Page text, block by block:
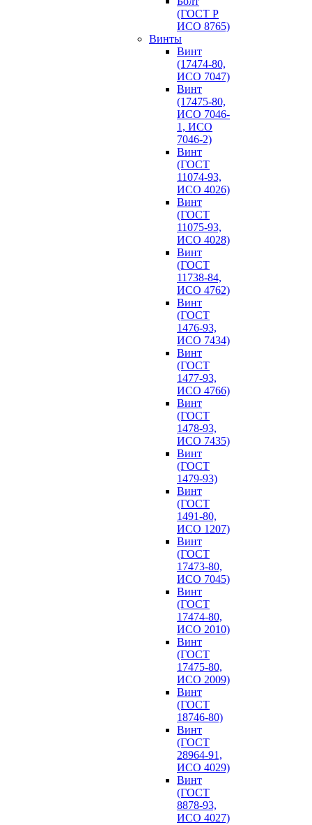
(ГОСТ Р
ИСО 8765)
Винты
Винт
(17474-80,
ИСО 7047)
Винт
(17475-80,
ИСО 7046-
1, ИСО
7046-2)
Винт
(ГОСТ
11074-93,
ИСО 4026)
Винт
(ГОСТ
11075-93,
ИСО 4028)
Винт
(ГОСТ
11738-84,
ИСО 4762)
Винт
(ГОСТ
1476-93,
ИСО 7434)
Винт
(ГОСТ
1477-93,
ИСО 4766)
Винт
(ГОСТ
1478-93,
ИСО 7435)
Винт
(ГОСТ
1479-93)
Винт
(ГОСТ
1491-80,
ИСО 1207)
Винт
(ГОСТ
17473-80,
ИСО 7045)
Винт
(ГОСТ
17474-80,
ИСО 2010)
Винт
(ГОСТ
17475-80,
ИСО 2009)
Винт
(ГОСТ
18746-80)
Винт
(ГОСТ
28964-91,
ИСО 4029)
Винт
(ГОСТ
8878-93,
ИСО 4027)